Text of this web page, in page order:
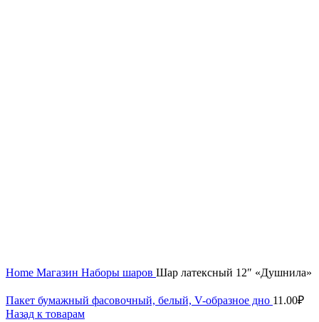
Home Магазин Наборы шаров Шар латексный 12″ «Душнила»
Пакет бумажный фасовочный, белый, V-образное дно 11.00₽
Назад к товарам